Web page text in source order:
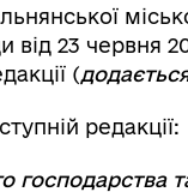
від 23 червня
(
редакції:
господарства